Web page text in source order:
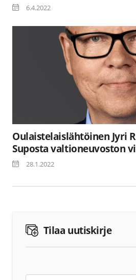
6.4.2022
Oulaistelaislähtöinen Jyri
Suposta valtioneuvoston
28.1.2022
Tilaa uutiskirje